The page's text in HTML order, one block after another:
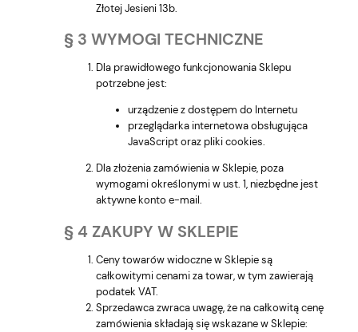
Złotej Jesieni 13b.
§ 3 WYMOGI TECHNICZNE
Dla prawidłowego funkcjonowania Sklepu
potrzebne jest:
urządzenie z dostępem do Internetu
przeglądarka internetowa obsługująca
JavaScript oraz pliki cookies.
Dla złożenia zamówienia w Sklepie, poza
wymogami określonymi w ust. 1, niezbędne jest
aktywne konto e-mail.
§ 4 ZAKUPY W SKLEPIE
Ceny towarów widoczne w Sklepie są
całkowitymi cenami za towar, w tym zawierają
podatek VAT.
Sprzedawca zwraca uwagę, że na całkowitą cenę
zamówienia składają się wskazane w Sklepie: